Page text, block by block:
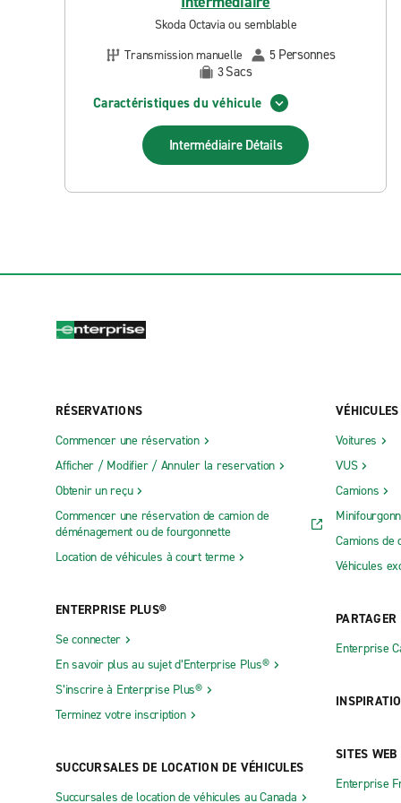
Skoda Octavia ou semblable
Transmission manuelle
5 Personnes
3Sacs
Caractéristiques du véhicule
Intermédiaire Détails
RÉSERVATIONS
Commencer une réservation
Afficher / Modifier / Annuler la reservation
Obtenir un reçu
Commencer une réservation de camion de
déménagement ou de fourgonnette
Location de véhicules à court terme
ENTERPRISE PLUS®
Se connecter
En savoir plus au sujet d’Enterprise Plus®
S’inscrire à Enterprise Plus®
Terminez votre inscription
SUCCURSALES DE LOCATION DE VÉHICULES
Succursales de location de véhicules au Canada
VÉHICULES
Voitures
VUS
Camions
Camions de
Véhicules
PARTAGER
Enterprise
SITES
Enterprise